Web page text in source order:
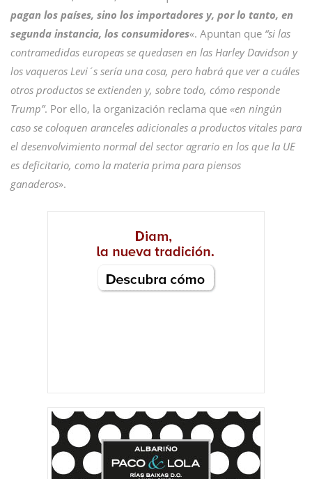
pagan los países, sino los importadores y, por lo tanto, en
segunda instancia, los consumidores«. Apuntan que “si las
contramedidas europeas se quedasen en las Harley Davidson y
los vaqueros Levi´s sería una cosa, pero habrá que ver a cuáles
otros productos se extienden y, sobre todo, cómo responde
Trump”. Por ello, la organización reclama que «en ningún
caso se coloquen aranceles adicionales a productos vitales para
el desenvolvimiento normal del sector agrario en los que la UE
es deficitario, como la materia prima para piensos
ganaderos».